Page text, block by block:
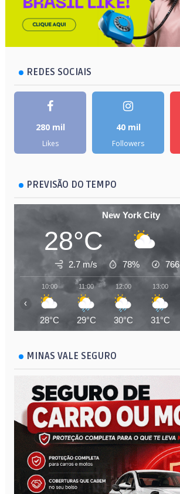
REDES SOCIAIS
280 mil
Likes
40 mil
Followers
PREVISÃO DO TEMPO
New York City
28°C
2.7 m/s 78% 766
10:00
28°C
11:00
29°C
12:00
30°C
13:00
31°C
‹
MINAS VALE SEGURO